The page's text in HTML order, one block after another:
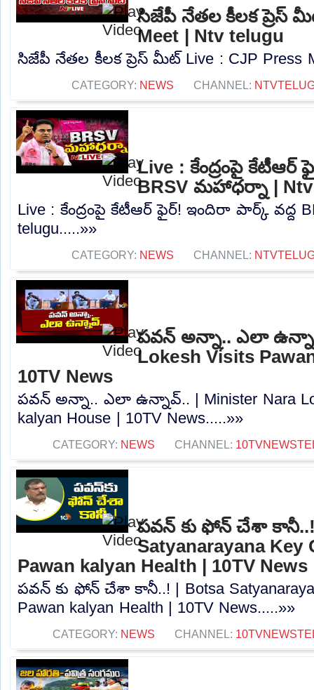
సిజేపీ నేతల కీలక ప్రెస్
Meet | Ntv telugu
సిజేపీ నేతల కీలక ప్రెస్ మీట్ Live : CJP Press
CATEGORY: NEWS CHANNEL:
Live : కేంద్రంపై కేటీఆర్
BRSV మహాధర్నా |
Live : కేంద్రంపై కేటీఆర్ ఫైర్! ఇందిరా పార్క్ వద్ద
telugu.....»»
CATEGORY: NEWS CHANNEL:
పవన్ అన్నా.. ఎలా
Lokesh Visits
10TV News
పవన్ అన్నా.. ఎలా ఉన్నావ్.. | Minister Nara
kalyan House | 10TV News.....»»
CATEGORY: NEWS CHANNEL:
పవన్ కు ఫోన్ చేశా
Satyanarayana Key
Pawan kalyan Health | 10TV News
పవన్ కు ఫోన్ చేశా కానీ..! | Botsa
Pawan kalyan Health | 10TV News.....»»
CATEGORY: NEWS CHANNEL: